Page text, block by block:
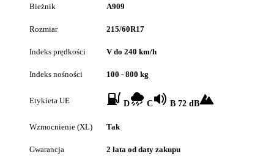
Bieżnik A909
Rozmiar 215/60R17
Indeks prędkości V do 240 km/h
Indeks nośności 100 - 800 kg
Etykieta UE D C B 72 dB
Wzmocnienie (XL) Tak
Gwarancja 2 lata od daty zakupu